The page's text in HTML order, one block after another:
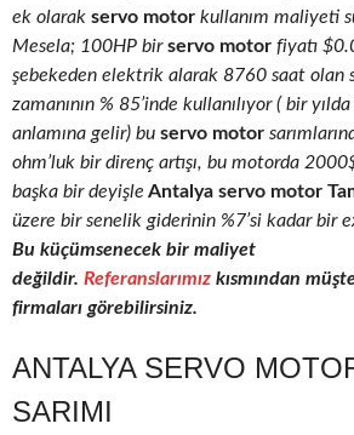
ek olarak servo motor kullanım maliyeti
Mesela; 100HP birservo motor fiyatı
şebekeden elektrik alarak 8760 saat olan
zamanının % 85’inde kullanılıyor ( bir
anlamına gelir) bu servo motor
ohm’luk bir direnç artışı, bu motorda
başka bir deyişle Antalya servo motor
üzere bir senelik giderinin %7’si kadar bir
Bu küçümsenecek bir maliyet
değildir. Referanslarımız kısmından
firmaları görebilirsiniz.
ANTALYA SERVO
SARIMI